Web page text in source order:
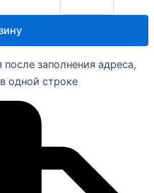
заполнения адреса,
одной строке